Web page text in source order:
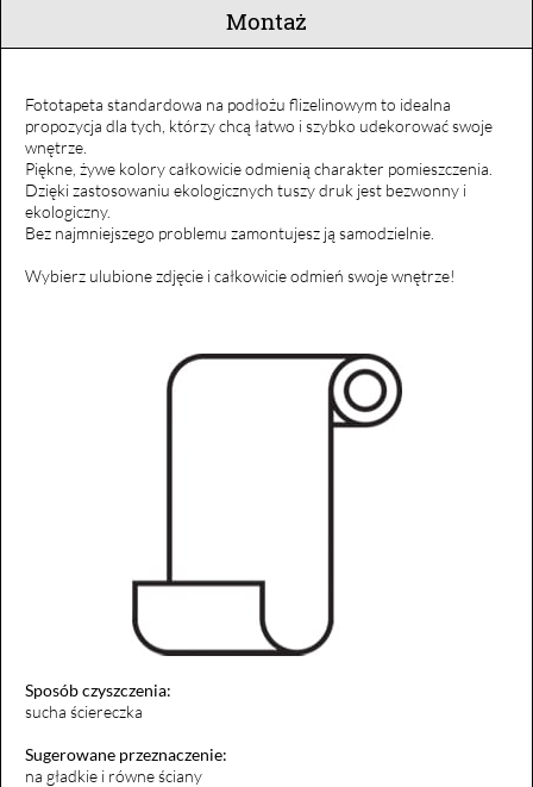
Montaż
Fototapeta standardowa na podłożu flizelinowym to idealna
propozycja dla tych, którzy chcą łatwo i szybko udekorować swoje
wnętrze.
Piękne, żywe kolory całkowicie odmienią charakter pomieszczenia.
Dzięki zastosowaniu ekologicznych tuszy druk jest bezwonny i
ekologiczny.
Bez najmniejszego problemu zamontujesz ją samodzielnie.
Wybierz ulubione zdjęcie i całkowicie odmień swoje wnętrze!
Sposób czyszczenia:
sucha ściereczka
Sugerowane przeznaczenie:
na gładkie i równe ściany